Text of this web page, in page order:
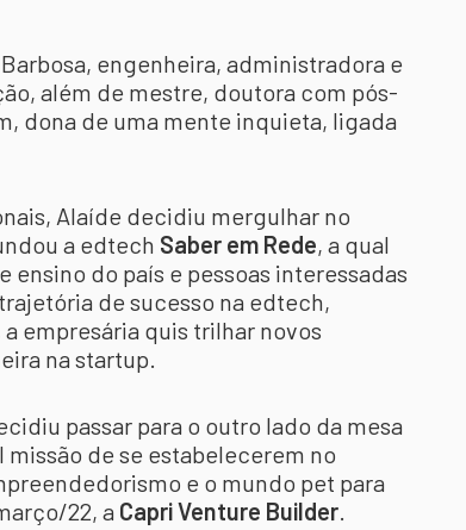
engenheira, administradora e
além de mestre, doutora com pós-
dona de uma mente inquieta, ligada
Alaíde decidiu mergulhar no
a edtech Saber em Rede, a qual
do país e pessoas interessadas
de sucesso na edtech,
empresária quis trilhar novos
na startup.
passar para o outro lado da mesa
de se estabelecerem no
e o mundo pet para
22, a Capri Venture Builder.